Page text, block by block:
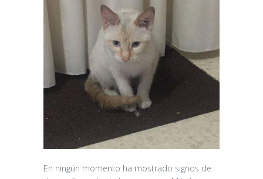
En ningún momento ha mostrado signos de